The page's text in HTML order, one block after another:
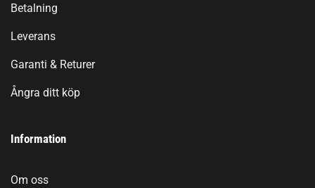
Betalning
Leverans
Garanti & Returer
Ångra ditt köp
Information
Om oss